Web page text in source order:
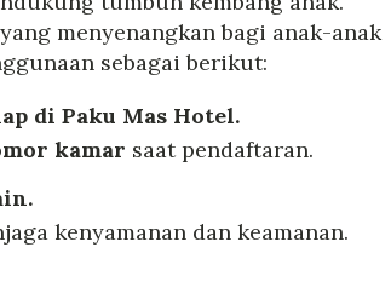
menyenangkan bagi anak-anak
sebagai berikut:
di Paku Mas Hotel.
kamar saat pendaftaran.
kenyamanan dan keamanan.